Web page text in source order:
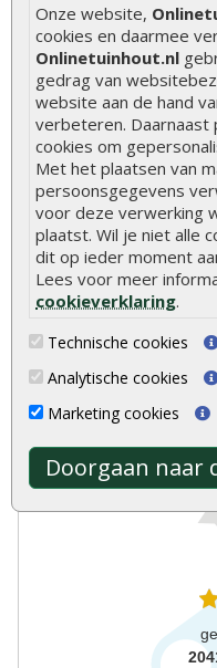
Onze website,
cookies en daarmee
Onlinetuinhout.nl
gedrag van
website aan de hand
verbeteren. Daarnaast
cookies om
Met het plaatsen van
persoonsgegevens
voor deze verwerking
plaatst. Wil je niet alle
dit op ieder moment
Lees voor meer
cookieverklaring.
Technische cookies
Analytische cookies
Marketing cookies
Doorgaan naar
Zwarte tuinpalen
Palissaden rond
Ronde palen
Rolborders rond
Paalhouders
Betonpoeren
Aluminium palen